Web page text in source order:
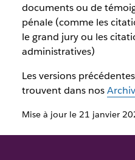
documents ou de
pénale (comme les
le grand jury ou les
administratives)
Les versions
trouvent dans nos
Mise à jour le 21 janvier